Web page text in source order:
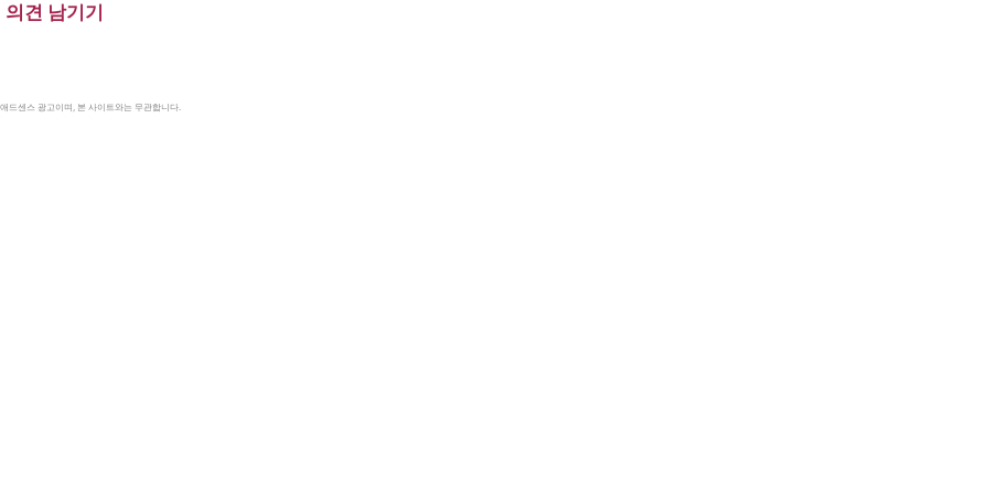
의견 남기기
드센스 광고이며, 본 사이트와는 무관합니다.